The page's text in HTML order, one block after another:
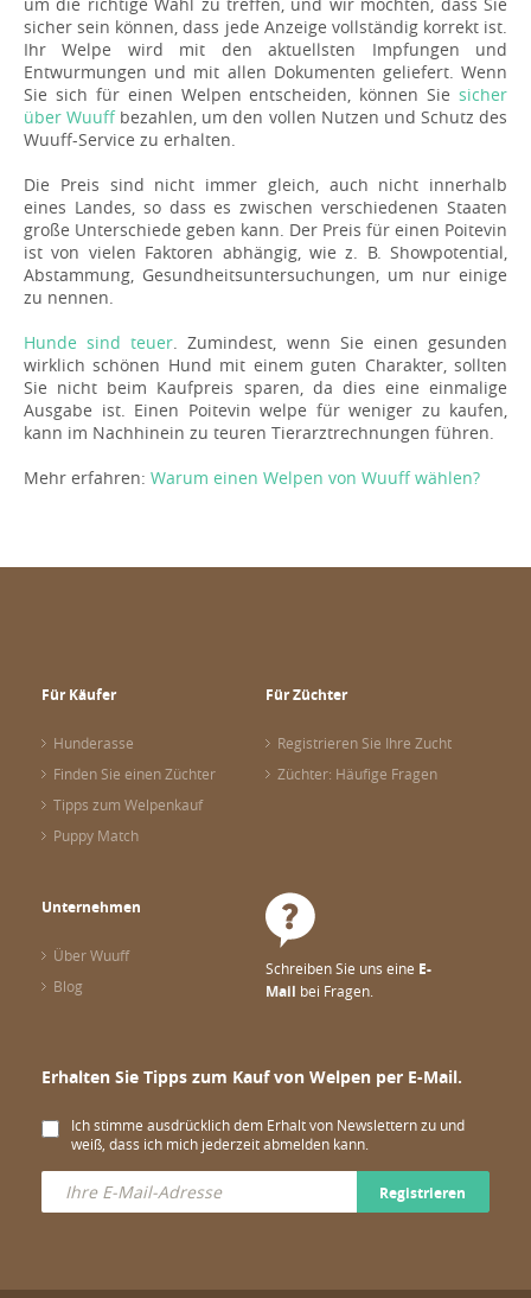
sicher sein können, dass jede Anzeige vollständig korrekt ist.
Ihr Welpe wird mit den aktuellsten Impfungen und
Entwurmungen und mit allen Dokumenten geliefert. Wenn
Sie sich für einen Welpen entscheiden, können Sie sicher
über Wuuffbezahlen, um den vollen Nutzen und Schutz des
Wuuff-Service zu erhalten.
Die Preis sind nicht immer gleich, auch nicht innerhalb
eines Landes, so dass es zwischen verschiedenen Staaten
große Unterschiede geben kann. Der Preis für einen Poitevin
ist von vielen Faktoren abhängig, wie z. B. Showpotential,
Abstammung, Gesundheitsuntersuchungen, um nur einige
zu nennen.
Hunde sind teuer . Zumindest, wenn Sie einen gesunden
wirklich schönen Hund mit einem guten Charakter, sollten
Sie nicht beim Kaufpreis sparen, da dies eine einmalige
Ausgabe ist. Einen Poitevin welpe für weniger zu kaufen,
kann im Nachhinein zu teuren Tierarztrechnungen führen.
Mehr erfahren: Warum einen Welpen von Wuuff wählen?
Für Käufer
Hunderasse
Finden Sie einen Züchter
Tipps zum Welpenkauf
Puppy Match
Für Züchter
Registrieren Sie Ihre Zucht
Züchter: Häufige Fragen
Unternehmen
Über Wuuff
Blog
Schreiben Sie uns eine E-
Mail bei Fragen.
Erhalten Sie Tipps zum Kauf von Welpen per E-Mail.
Ich stimme ausdrücklich dem Erhalt von Newslettern zu und
weiß, dass ich mich jederzeit abmelden kann.
Registrieren